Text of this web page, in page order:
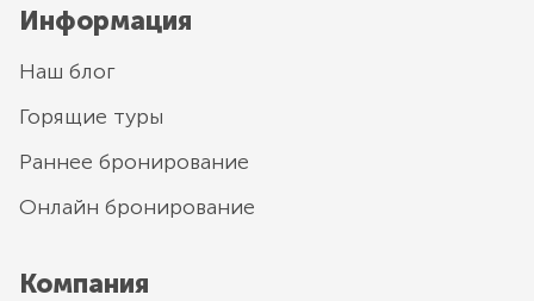
Информация
Наш блог
Горящие туры
Раннее бронирование
Онлайн бронирование
Компания